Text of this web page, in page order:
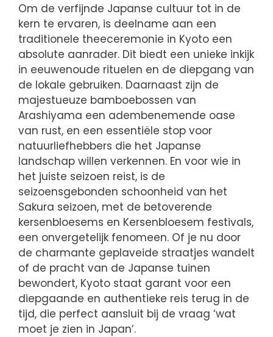
Om de verfijnde Japanse cultuur tot in de
kern te ervaren, is deelname aan een
traditionele theeceremonie in Kyoto een
absolute aanrader. Dit biedt een unieke inkijk
in eeuwenoude rituelen en de diepgang van
de lokale gebruiken. Daarnaast zijn de
majestueuze bamboebossen van
Arashiyama een adembenemende oase
van rust, en een essentiële stop voor
natuurliefhebbers die het Japanse
landschap willen verkennen. En voor wie in
het juiste seizoen reist, is de
seizoensgebonden schoonheid van het
Sakura seizoen, met de betoverende
kersenbloesems en Kersenbloesem festivals,
een onvergetelijk fenomeen. Of je nu door
de charmante geplaveide straatjes wandelt
of de pracht van de Japanse tuinen
bewondert, Kyoto staat garant voor een
diepgaande en authentieke reis terug in de
tijd, die perfect aansluit bij de vraag ‘wat
moet je zien in Japan’.